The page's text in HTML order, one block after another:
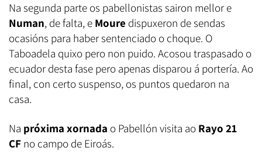
Na segunda parte os pabellonistas sairon mellor e
Numan, de falta, e Moure dispuxeron de sendas
ocasións para haber sentenciado o choque. O
Taboadela quixo pero non puido. Acosou traspasado o
ecuador desta fase pero apenas disparou á portería. Ao
final, con certo suspenso, os puntos quedaron na
casa.
Na próxima xornada o Pabellón visita ao Rayo 21
CF no campo de Eiroás.